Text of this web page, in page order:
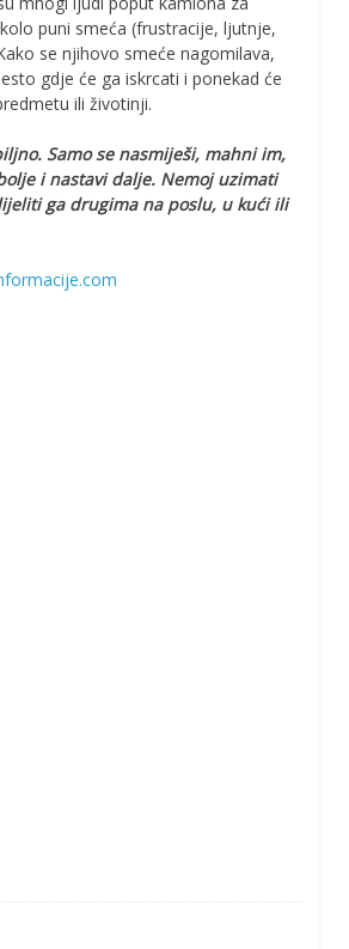
puni smeća (frustracije, ljutnje,
se njihovo smeće nagomilava,
gdje će ga iskrcati i ponekad će
ili životinji.
Samo se nasmiješi, mahni im,
i nastavi dalje. Nemoj uzimati
ga drugima na poslu, u kući ili